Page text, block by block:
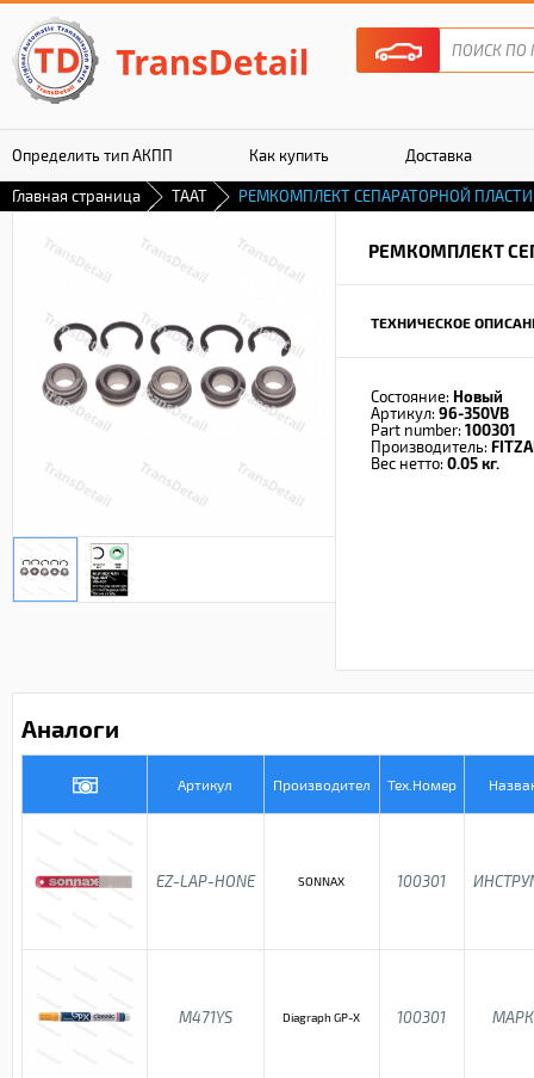
Определить тип АКПП Как купить Доставка
Гарантия
Главная страница TAAT РЕМКОМПЛЕКТ СЕПАРАТОРНОЙ
РЕМКОМПЛЕКТ
ТЕХНИЧЕСКОЕ
Состояние: Новый
Артикул: 96-350VB
Part number: 100301
Производитель:
Вес нетто: 0.05 кг.
Аналоги
Артикул Производител Тех.Номер
EZ-LAP-HONE SONNAX 100301
M471YS Diagraph GP-X 100301